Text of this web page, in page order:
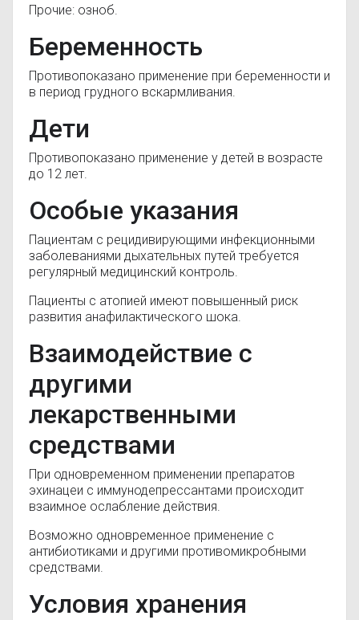
Прочие: озноб.
Беременность
Противопоказано применение при беременности и
в период грудного вскармливания.
Дети
Противопоказано применение у детей в возрасте
до 12 лет.
Особые указания
Пациентам с рецидивирующими инфекционными
заболеваниями дыхательных путей требуется
регулярный медицинский контроль.
Пациенты с атопией имеют повышенный риск
развития анафилактического шока.
Взаимодействие с
другими
лекарственными
средствами
При одновременном применении препаратов
эхинацеи с иммунодепрессантами происходит
взаимное ослабление действия.
Возможно одновременное применение с
антибиотиками и другими противомикробными
средствами.
Условия хранения